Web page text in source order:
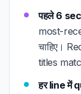
पहले 6
most-
चाहिए।
titles
हर line में